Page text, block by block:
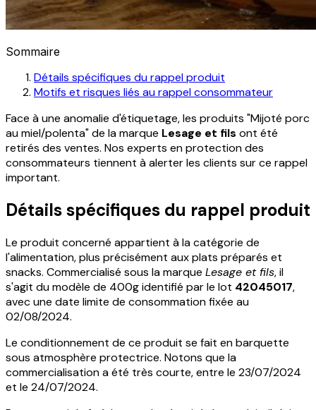
Sommaire
Détails spécifiques du rappel produit
Motifs et risques liés au rappel consommateur
Face à une anomalie d'étiquetage, les produits "Mijoté porc
au miel/polenta"de la marque Lesage et fils ont été
retirés des ventes. Nos experts en protection des
consommateurs tiennent à alerter les clients sur ce rappel
important.
Détails spécifiques du rappel produit
Le produit concerné appartient à la catégorie de
l'alimentation, plus précisément aux plats préparés et
snacks. Commercialisé sous la marque Lesage et fils, il
s'agit du modèle de 400g identifié par le lot 42045017,
avec une date limite de consommation fixée au
02/08/2024.
Le conditionnement de ce produit se fait enbarquette
sous atmosphère protectrice. Notons que la
commercialisation a été très courte, entre le 23/07/2024
et le 24/07/2024.